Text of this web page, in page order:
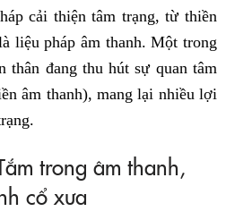
cải thiện tâm trạng, từ thiền
liệu pháp âm thanh. Một trong
thân đang thu hút sự quan tâm
âm thanh), mang lại nhiều lợi
trong âm thanh,
cổ xưa